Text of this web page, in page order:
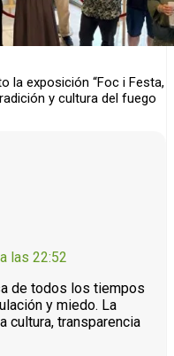
la exposición “Foc i Festa,
y cultura del fuego
las 22:52
de todos los tiempos
y miedo. La
cultura, transparencia